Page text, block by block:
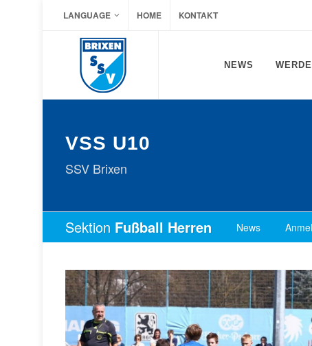
LANGUAGE HOME KONTAKT
NEWS
VSS U10
SSV Brixen
Sektion Fußball Herren News